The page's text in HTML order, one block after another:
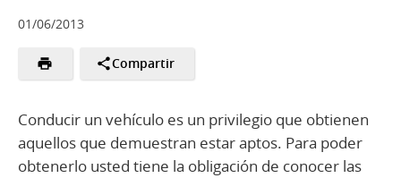
01/06/2013
Compartir
Conducir un vehículo es un privilegio que obtienen
aquellos que demuestran estar aptos. Para poder
obtenerlo usted tiene la obligación de conocer las